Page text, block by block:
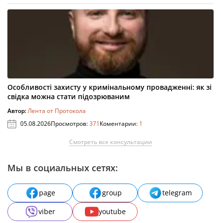
Особливості захисту у кримінальному провадженні: як зі
свідка можна стати підозрюваним
Автор:Лента от Протокола
05.08.2026Просмотров:371Коментарии: 1
Смотреть все консультации
Мы в социальных сетях:
page group
telegram
viber
youtube